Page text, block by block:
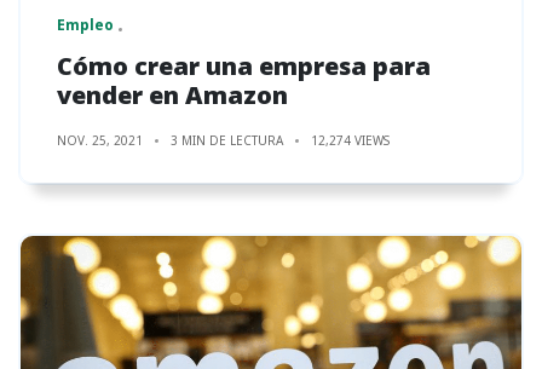
Empleo
Cómo crear una empresa para
vender en Amazon
NOV. 25, 2021 3 MIN DE LECTURA 12,274 VIEWS